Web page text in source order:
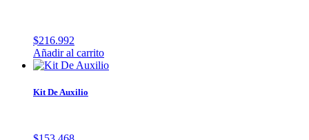
$216.992
Añadir al carrito
Kit De Auxilio